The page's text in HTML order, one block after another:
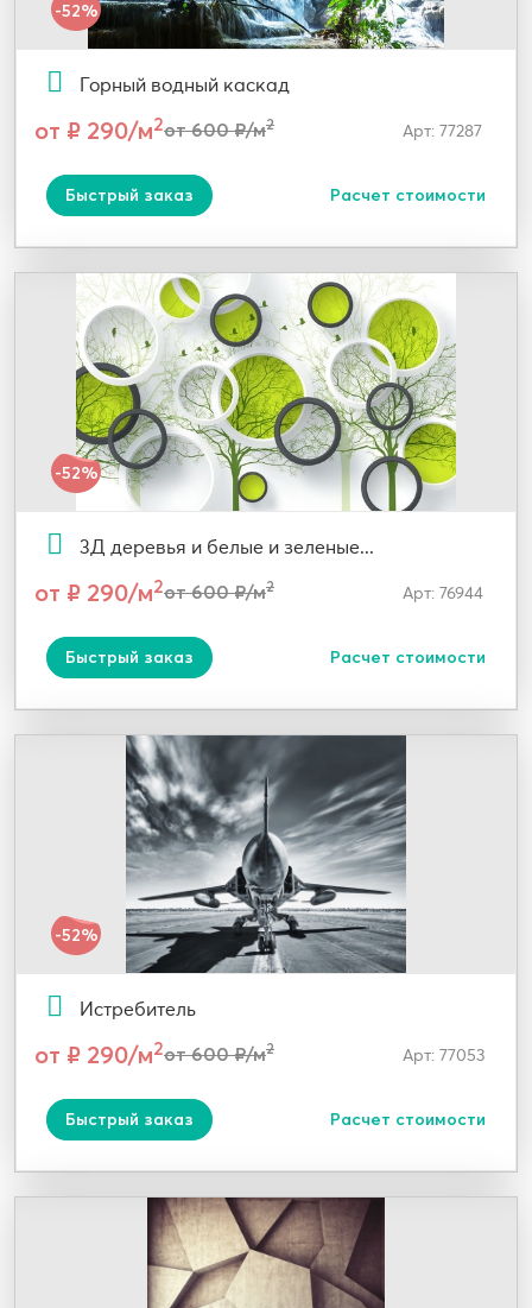
-52%
Горный водный каскад
от ₽ 290/м2от 600 ₽/м2 Арт: 77287
Быстрый заказ Расчет стоимости
-52%
3Д деревья и белые и зеленые...
от ₽ 290/м2от 600 ₽/м2 Арт: 76944
Быстрый заказ Расчет стоимости
-52%
Истребитель
от ₽ 290/м2от 600 ₽/м2 Арт: 77053
Быстрый заказ Расчет стоимости